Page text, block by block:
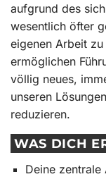
aufgrund des
wesentlich öfter
eigenen Arbeit
ermöglichen
völlig neues,
unseren
reduzieren.
WAS DICH
Deine